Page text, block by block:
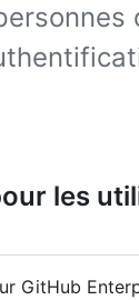
les
GitHub